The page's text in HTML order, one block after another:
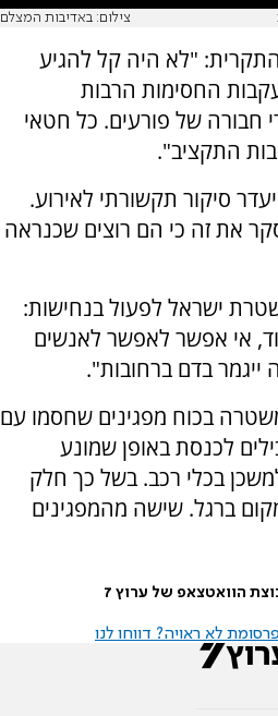
צילום: באדיבות המצלם
7 לאחר התקרית: "לא היה קל להגיע
החסימות הרבות
חבורה של פורעים. כל חטאי
התקציב".
סיקור תקשורתי לאירוע.
את זה כי הם רוצים שכנראה
ישראל לפעול בנחישות:
אי אפשר לאפשר לאנשים
ייגמר בדם ברחובות".
בכוח מפגינים שחסמו עם
לכנסת באופן שמונע
בכלי רכב. בשל כך חלק
ברגל. שישה מהמפגינים
הוואטצאפ של ערוץ 7
לא ראויה? דווחו לנו